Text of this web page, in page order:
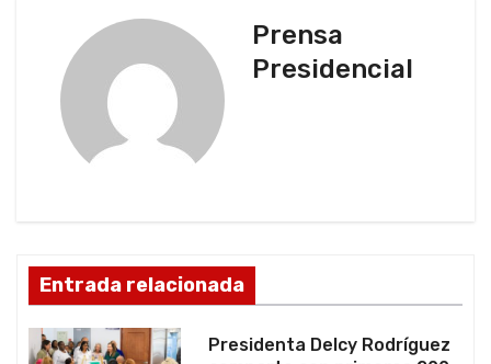
e
e
Prensa
Presidencial
Entrada relacionada
Presidenta Delcy Rodríguez